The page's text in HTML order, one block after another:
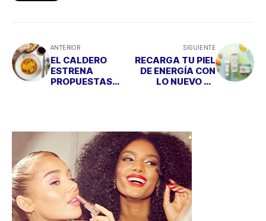
ANTERIOR
EL CALDERO
ESTRENA
PROPUESTAS
SIGUIENTE
RECARGA TU PIEL
DE ENERGÍA CON
LO NUEVO DE